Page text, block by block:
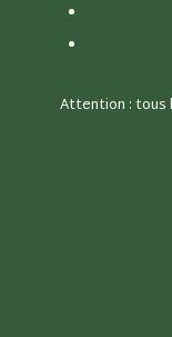
Attention : tous